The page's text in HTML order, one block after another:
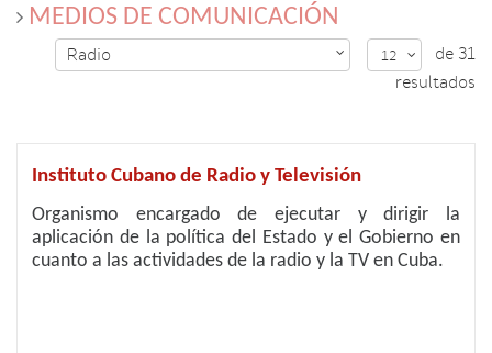
MEDIOS DE COMUNICACIÓN
Radio  12 
de 31
resultados
Instituto Cubano de Radio y Televisión
Organismo encargado de ejecutar y dirigir la
aplicación de la política del Estado y el Gobierno en
cuanto a las actividades de la radio y la TV en Cuba.